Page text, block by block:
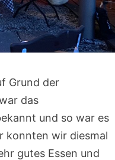
Grund der
das
und so war es
konnten wir diesmal
gutes Essen und